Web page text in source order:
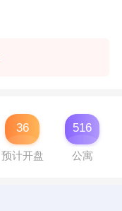
36
预计开盘
516
公寓